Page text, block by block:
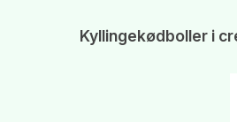
Kyllingekødboller i